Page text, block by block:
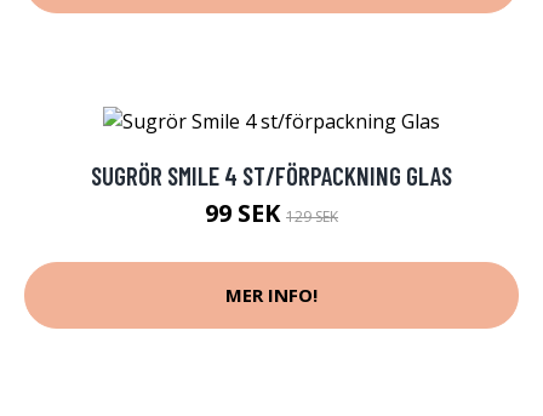
SUGRÖR SMILE 4 ST/FÖRPACKNING GLAS
99 SEK 129 SEK
MER INFO!